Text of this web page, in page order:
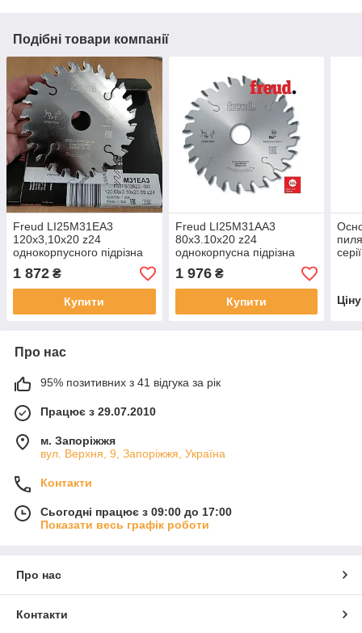
Подібні товари компанії
Freud LI25M31EA3
120х3,10х20 z24
однокорпусного підрізна
1 872 ₴
Купити
Freud LI25M31AА3
80х3.10х20 z24
однокорпусна підрізна
1 976₴
Купити
Про нас
95% позитивних з 41 відгука за рік
Працює з 29.07.2010
м. Запоріжжя
вул. Верхня, 9, Запоріжжя, Україна
Контакти
Сьогодні працює з 09:00 до 17:00
Показати весь графік роботи
Про нас
Контакти